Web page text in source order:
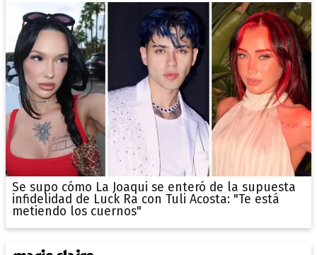
Se supo cómo La Joaqui se enteró de la supuesta
infidelidad de Luck Ra con Tuli Acosta: "Te está
metiendo los cuernos"